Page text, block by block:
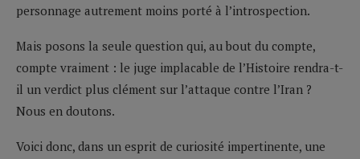
personnage autrement moins porté à l’introspection.
Mais posons la seule question qui, au bout du compte,
compte vraiment : le juge implacable de l’Histoire rendra-t-
il un verdict plus clément sur l’attaque contre l’Iran ?
Nous en doutons.
Voici donc, dans un esprit de curiosité impertinente, une